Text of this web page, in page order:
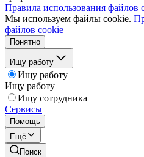
Правила использования файлов
Мы используем файлы cookie.
файлов cookie
Понятно
Ищу работу
Ищу работу
Ищу работу
Ищу сотрудника
Сервисы
Помощь
Ещё
Поиск